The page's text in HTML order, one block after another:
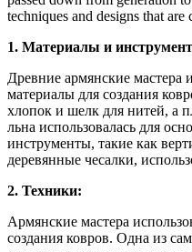
techniques and designs that
1. Материалы и
Древние армянские мастера
материалы для создания
хлопок и шелк для нитей, а
льна использовалась для
инструменты, такие как
деревянные чесалки,
2. Техники:
Армянские мастера
создания ковров. Одна из